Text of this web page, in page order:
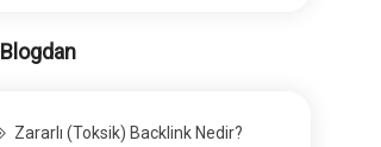
Blogdan
Zararlı (Toksik) Backlink Nedir?